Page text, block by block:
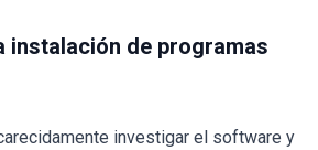
instalación de programas
investigar el software y